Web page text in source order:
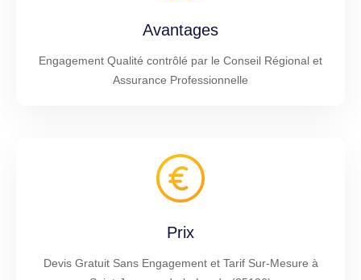
Avantages
Engagement Qualité contrôlé par le Conseil Régional et
Assurance Professionnelle
Prix
Devis Gratuit Sans Engagement et Tarif Sur-Mesure à